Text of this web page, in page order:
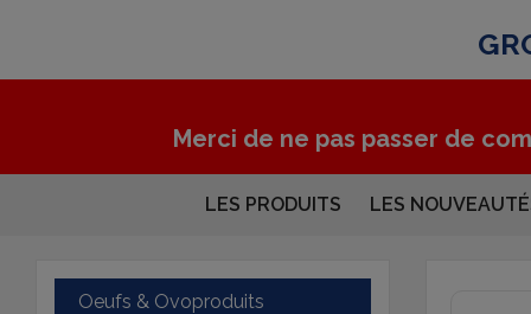
Merci de ne pas passer de
LES PRODUITS LES
Oeufs & Ovoproduits